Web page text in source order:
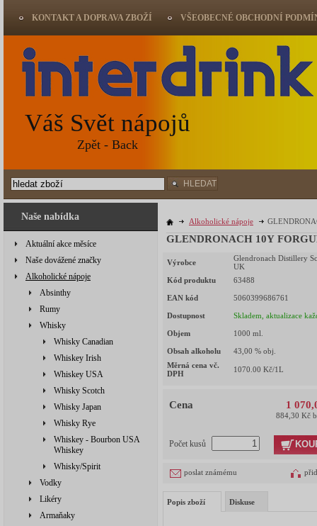
Naše nabídka
Aktuální akce měsíce
Naše dovážené značky
Alkoholické nápoje
Absinthy
Rumy
Whisky
Whisky Canadian
Whiskey Irish
Whiskey USA
Whisky Scotch
Whisky Japan
Whisky Rye
Whiskey - Bourbon USA
Whiskey
Whisky/Spirit
Vodky
Likéry
Armaňaky
Alkoholické nápoje
GLENDRONACH 10Y
Výrobce
Glendronach Distillery
UK
Kód produktu
63488
EAN kód 5060399686761
Dostupnost Skladem, aktualizace
Objem 1000 ml.
Obsah alkoholu 43,00 % obj.
Měrná cena vč.
DPH
1070.00 Kč/1L
Cena 1
884,30 Kč
Počet kusů
poslat známému
Popis zboží Diskuse
KONTAKT A DOPRAVA ZBOŽÍ VŠEOBECNÉ OBCHODNÍ
Váš Svět nápojů
Zpět - Back
HLEDAT